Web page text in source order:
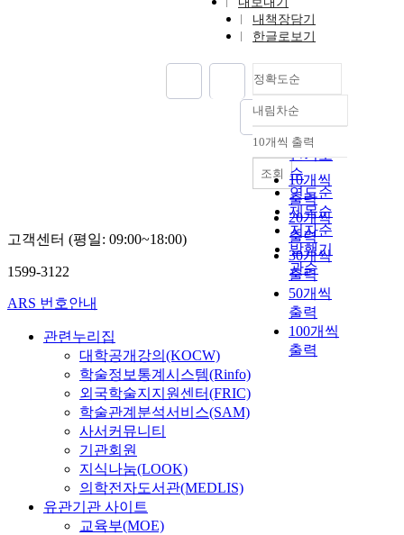
내책장담기
한글로보기
정확도순
정확도
순
인기도
순
연도순
제목순
저자순
발행기
관순
내림차순
내림차순
10개씩 출력
10개씩
출력
20개씩
출력
30개씩
출력
50개씩
출력
100개씩
출력
조회
고객센터 (평일: 09:00~18:00)
1599-3122
ARS 번호안내
관련누리집
대학공개강의(KOCW)
학술정보통계시스템(Rinfo)
외국학술지지원센터(FRIC)
학술관계분석서비스(SAM)
사서커뮤니티
기관회원
지식나눔(LOOK)
의학전자도서관(MEDLIS)
유관기관 사이트
교육부(MOE)